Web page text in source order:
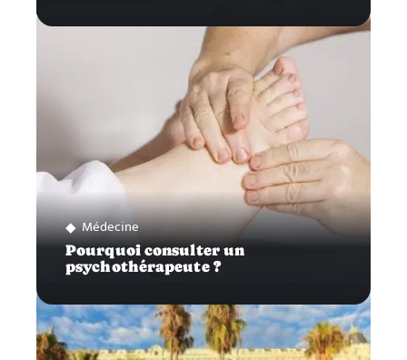
Médecine
Pourquoi consulter un
psychothérapeute ?